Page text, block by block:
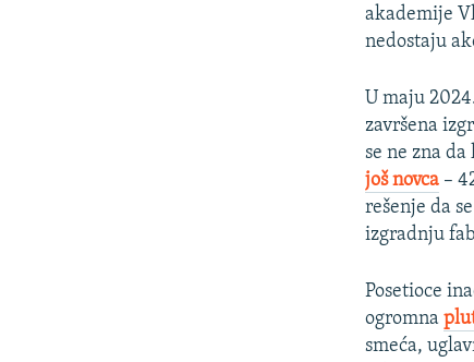
akademije
nedostaju
U maju
završena
se ne zna
još novca –
rešenje da
izgradnju
Posetioce
ogromna
smeća,